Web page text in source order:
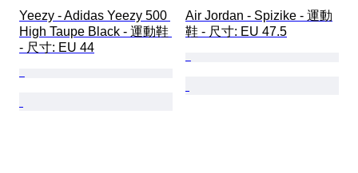
Yeezy - Adidas Yeezy 500
High Taupe Black - 運動鞋
- 尺寸: EU 44
Air Jordan - Spizike - 運動
鞋 - 尺寸: EU 47.5